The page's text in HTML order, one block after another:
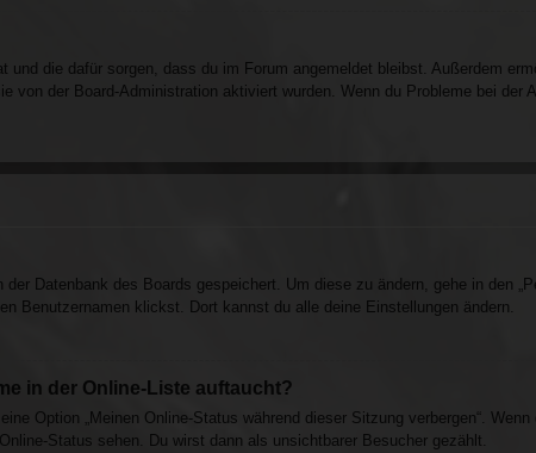
und die dafür sorgen, dass du im Forum angemeldet bleibst. Außerdem
von der Board-Administration aktiviert wurden. Wenn du Probleme bei der
Datenbank des Boards gespeichert. Um diese zu ändern, gehe in den
Benutzernamen klickst. Dort kannst du alle deine Einstellungen ändern.
in der Online-Liste auftaucht?
Option „Meinen Online-Status während dieser Sitzung verbergen“.
Status sehen. Du wirst dann als unsichtbarer Besucher gezählt.